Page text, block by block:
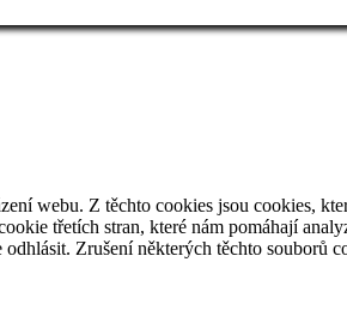
webu. Z těchto cookies jsou cookies,
třetích stran, které nám pomáhají
Zrušení některých těchto souborů